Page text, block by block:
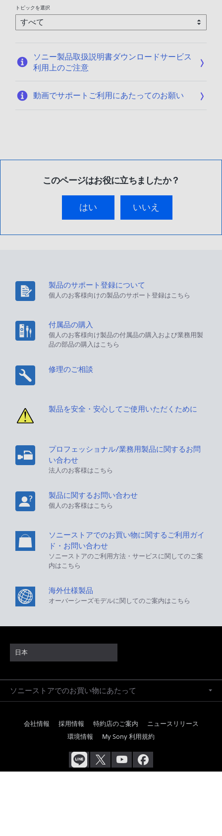
/
0
トピックを選択
ソニー製品取扱説明書ダウンロードサービス
利用上のご注意
動画でサポートご利用にあたってのお願い
このページはお役に立ちましたか？
はい いいえ
製品のサポート登録について
個人のお客様向けの製品のサポート登録はこちら
付属品の購入
個人のお客様向け製品の付属品の購入および業務用製
品の部品の購入はこちら
修理のご相談
製品を安全・安心してご使用いただくために
プロフェッショナル/業務用製品に関するお問
い合わせ
法人のお客様はこちら
製品に関するお問い合わせ
個人のお客様はこちら
ソニーストアでのお買い物に関するご利用ガイ
ド・お問い合わせ
ソニーストアのご利用方法・サービスに関してのご案
内はこちら
海外仕様製品
オーバーシーズモデルに関してのご案内はこちら
日本
ソニーストアでのお買い物にあたって
会社情報 採用情報 特約店のご案内
ニュースリリース
環境情報
My Sony 利用規約